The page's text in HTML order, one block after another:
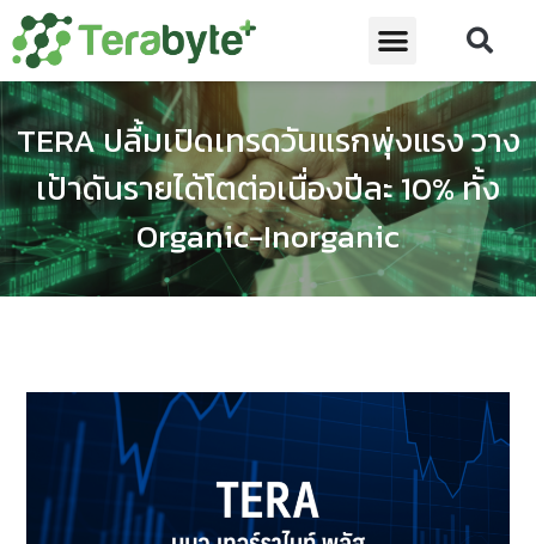
TERA ปลื้มเปิดเทรดวันแรกพุ่งแรง วาง
เป้าดันรายได้โตต่อเนื่องปีละ 10% ทั้ง
Organic-Inorganic